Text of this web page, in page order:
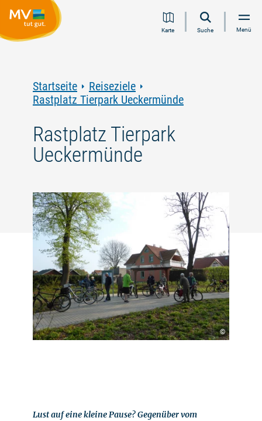
Inhalt
Navigation
Volltextsuche
FooterKarte Suche Menü
Startseite
Reiseziele
Rastplatz Tierpark Ueckermünde
Rastplatz Tierpark
Ueckermünde
©
Lust auf eine kleine Pause? Gegenüber vom